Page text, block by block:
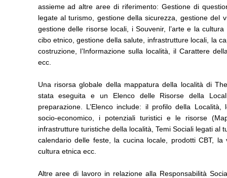
assieme ad altre aree di riferimento: Gestione di
legate al turismo, gestione della sicurezza, gestione del
gestione delle risorse locali, i Souvenir, l’arte e la cultura
cibo etnico, gestione della salute, infrastrutture locali, la
costruzione, l’Informazione sulla località, il Carattere
ecc.
Una risorsa globale della mappatura della località di
stata eseguita e un Elenco delle Risorse della
preparazione. L’Elenco include: il profilo della Località,
socio-economico, i potenziali turistici e le risorse
infrastrutture turistiche della località, Temi Sociali legati al
calendario delle feste, la cucina locale, prodotti CBT, la
cultura etnica ecc.
Altre aree di lavoro in relazione alla Responsabilità